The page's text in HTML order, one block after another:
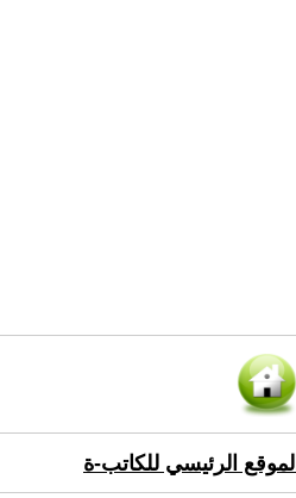
الموقع الرئيسي للكاتب-ة